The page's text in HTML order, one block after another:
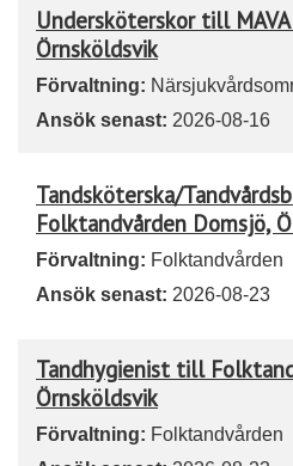
Undersköterskor till
Örnsköldsvik
Förvaltning:
Ansök senast: 2026-08-16
Tandsköterska/
Folktandvården Domsjö,
Förvaltning: Folktandvården
Ansök senast: 2026-08-23
Tandhygienist till
Örnsköldsvik
Förvaltning: Folktandvården